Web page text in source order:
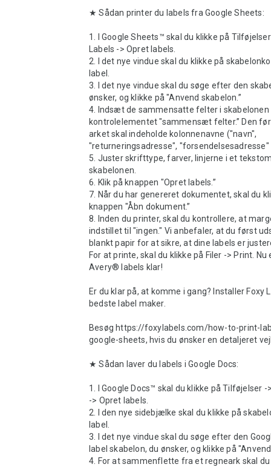
★ Sådan printer du labels fra Google Sheets:
1. I Google Sheets™ skal du klikke på
Labels -> Opret labels.
2. I det nye vindue skal du klikke på
label.
3. I det nye vindue skal du søge efter den
ønsker, og klikke på "Anvend skabelon.”
4. Indsæt de sammensatte felter i
kontrolelementet "sammensæt felter.” Den
arket skal indeholde kolonnenavne ("navn",
"returneringsadresse", "forsendelsesadresse"
5. Juster skrifttype, farver, linjerne i et
skabelonen.
6. Klik på knappen "Opret labels.”
7. Når du har genereret dokumentet, skal du
knappen "Åbn dokument.”
8. Inden du printer, skal du kontrollere, at
indstillet til "ingen." Vi anbefaler, at du først
blankt papir for at sikre, at dine labels er
For at printe, skal du klikke på Filer -> Print. Nu
Avery® labels klar!
Er du klar på, at komme i gang? Installer Foxy
bedste label maker.
Besøg https://foxylabels.com/how-to-print-
google-sheets, hvis du ønsker en detaljeret
★ Sådan laver du labels i Google Docs:
1. I Google Docs™ skal du klikke på Tilføjelser -
-> Opret labels.
2. I den nye sidebjælke skal du klikke på
label.
3. I det nye vindue skal du søge efter den
label skabelon, du ønsker, og klikke på
4. For at sammenflette fra et regneark skal du